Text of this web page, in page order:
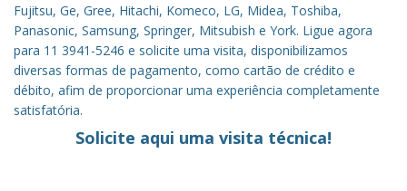
Fujitsu, Ge, Gree, Hitachi, Komeco, LG, Midea, Toshiba,
Panasonic, Samsung, Springer, Mitsubish e York. Ligue agora
para 11 3941-5246 e solicite uma visita, disponibilizamos
diversas formas de pagamento, como cartão de crédito e
débito, afim de proporcionar uma experiência completamente
satisfatória.
Solicite aqui uma visita técnica!